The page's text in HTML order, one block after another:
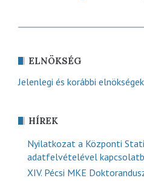
ELNÖKSÉG
Jelenlegi és korábbi elnökségek
HÍREK
Nyilatkozat a Központi
adatfelvételével
XIV. Pécsi MKE